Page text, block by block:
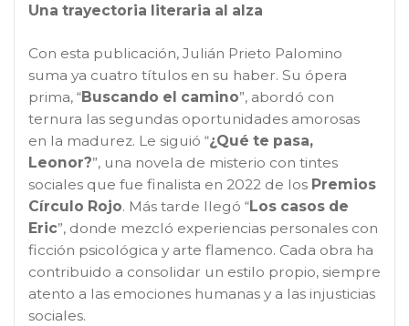
Una trayectoria literaria al alza
Con esta publicación, Julián Prieto Palomino
suma ya cuatro títulos en su haber. Su ópera
prima, “Buscando el camino”, abordó con
ternura las segundas oportunidades amorosas
en la madurez. Le siguió “¿Qué te pasa,
Leonor?”, una novela de misterio con tintes
sociales que fue finalista en 2022 de los Premios
Círculo Rojo. Más tarde llegó “Los casos de
Eric”, donde mezcló experiencias personales con
ficción psicológica y arte flamenco. Cada obra ha
contribuido a consolidar un estilo propio, siempre
atento a las emociones humanas y a las injusticias
sociales.